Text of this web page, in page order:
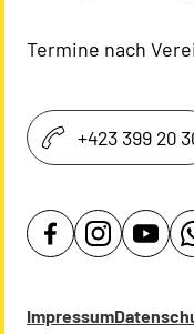
Termine nach
+423 399 20
Impressum